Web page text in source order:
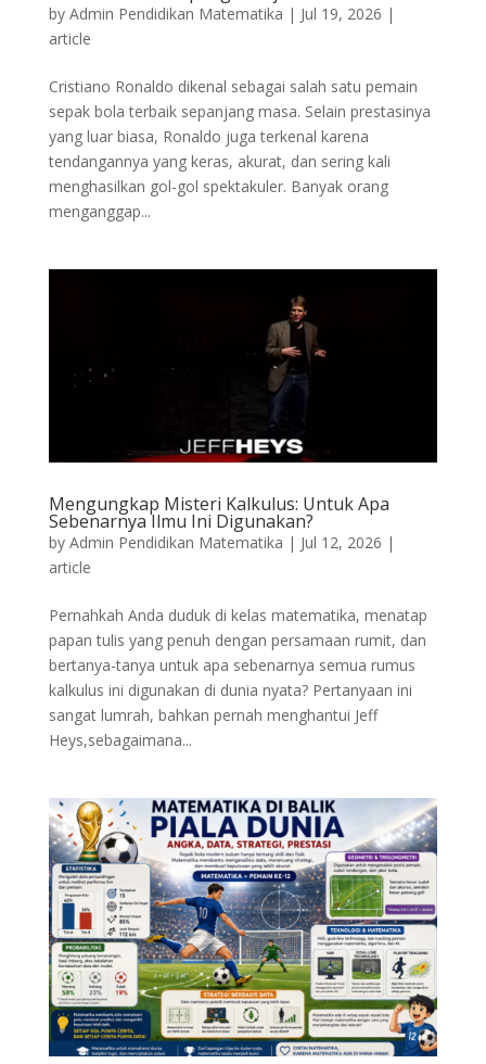
by Admin Pendidikan Matematika | Jul 19, 2026 |
article
Cristiano Ronaldo dikenal sebagai salah satu pemain
sepak bola terbaik sepanjang masa. Selain prestasinya
yang luar biasa, Ronaldo juga terkenal karena
tendangannya yang keras, akurat, dan sering kali
menghasilkan gol-gol spektakuler. Banyak orang
menganggap...
Mengungkap Misteri Kalkulus: Untuk Apa
Sebenarnya Ilmu Ini Digunakan?
by Admin Pendidikan Matematika | Jul 12, 2026 |
article
Pernahkah Anda duduk di kelas matematika, menatap
papan tulis yang penuh dengan persamaan rumit, dan
bertanya-tanya untuk apa sebenarnya semua rumus
kalkulus ini digunakan di dunia nyata? Pertanyaan ini
sangat lumrah, bahkan pernah menghantui Jeff
Heys,sebagaimana...